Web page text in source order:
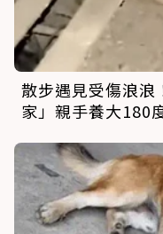
散步遇見受傷浪浪
家」親手養大180